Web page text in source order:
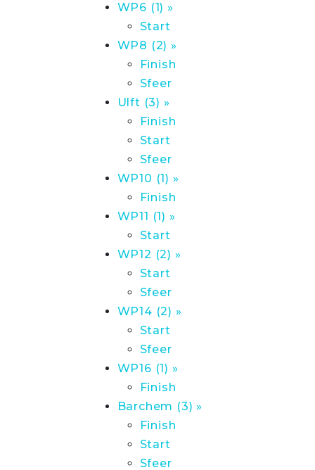
WP6 (1) »
Start
WP8 (2) »
Finish
Sfeer
Ulft (3) »
Finish
Start
Sfeer
WP10 (1) »
Finish
WP11 (1) »
Start
WP12 (2) »
Start
Sfeer
WP14 (2) »
Start
Sfeer
WP16 (1) »
Finish
Barchem (3) »
Finish
Start
Sfeer